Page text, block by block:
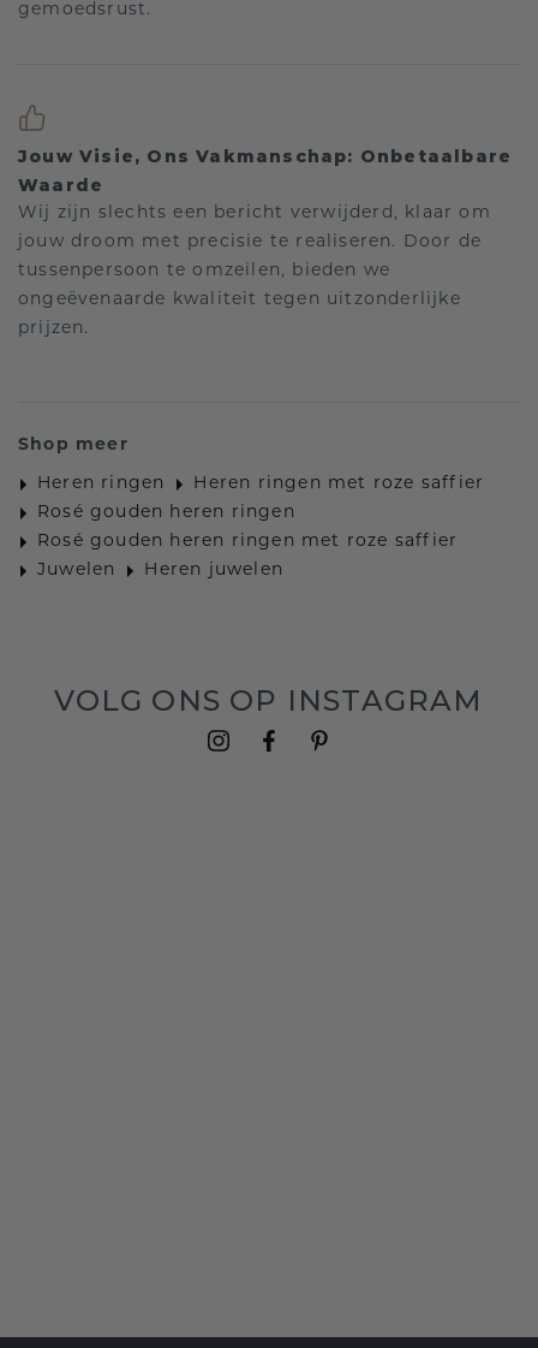
gemoedsrust.
Jouw Visie, Ons Vakmanschap: Onbetaalbare
Waarde
Wij zijn slechts een bericht verwijderd, klaar om
jouw droom met precisie te realiseren. Door de
tussenpersoon te omzeilen, bieden we
ongeëvenaarde kwaliteit tegen uitzonderlijke
prijzen.
Shop meer
Heren ringen
Heren ringen met roze saffier
Rosé gouden heren ringen
Rosé gouden heren ringen met roze saffier
Juwelen
Heren juwelen
VOLG ONS OP INSTAGRAM